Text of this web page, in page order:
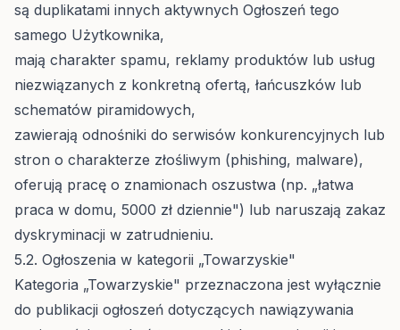
są duplikatami innych aktywnych Ogłoszeń tego
samego Użytkownika,
mają charakter spamu, reklamy produktów lub usług
niezwiązanych z konkretną ofertą, łańcuszków lub
schematów piramidowych,
zawierają odnośniki do serwisów konkurencyjnych lub
stron o charakterze złośliwym (phishing, malware),
oferują pracę o znamionach oszustwa (np. „łatwa
praca w domu, 5000 zł dziennie") lub naruszają zakaz
dyskryminacji w zatrudnieniu.
5.2. Ogłoszenia w kategorii „Towarzyskie"
Kategoria „Towarzyskie" przeznaczona jest wyłącznie
do publikacji ogłoszeń dotyczących nawiązywania